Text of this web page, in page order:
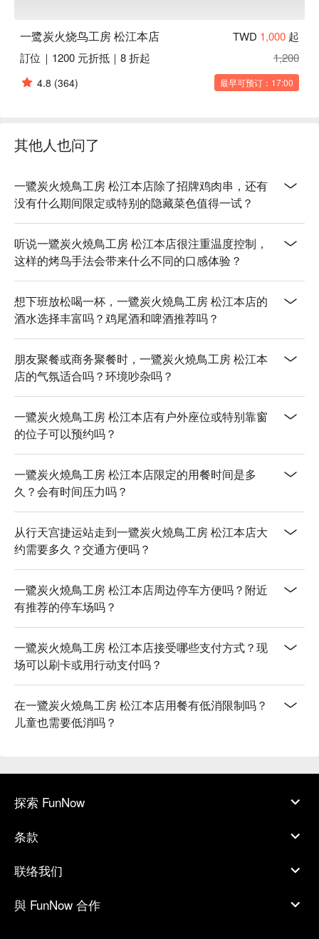
一鹭炭火烧鸟工房 松江本店 TWD 1,000 起
訂位｜1200 元折抵｜8 折起
1,200
4.8 (364) 最早可预订：17:00
其他人也问了
一鷺炭火燒鳥工房 松江本店除了招牌鸡肉串，还有
没有什么期间限定或特别的隐藏菜色值得一试？
听说一鷺炭火燒鳥工房 松江本店很注重温度控制，
这样的烤鸟手法会带来什么不同的口感体验？
想下班放松喝一杯，一鷺炭火燒鳥工房 松江本店的
酒水选择丰富吗？鸡尾酒和啤酒推荐吗？
朋友聚餐或商务聚餐时，一鷺炭火燒鳥工房 松江本
店的气氛适合吗？环境吵杂吗？
一鷺炭火燒鳥工房 松江本店有户外座位或特别靠窗
的位子可以预约吗？
一鷺炭火燒鳥工房 松江本店限定的用餐时间是多
久？会有时间压力吗？
从行天宫捷运站走到一鷺炭火燒鳥工房 松江本店大
约需要多久？交通方便吗？
一鷺炭火燒鳥工房 松江本店周边停车方便吗？附近
有推荐的停车场吗？
一鷺炭火燒鳥工房 松江本店接受哪些支付方式？现
场可以刷卡或用行动支付吗？
在一鷺炭火燒鳥工房 松江本店用餐有低消限制吗？
儿童也需要低消吗？
探索 FunNow
条款
联络我们
與 FunNow 合作